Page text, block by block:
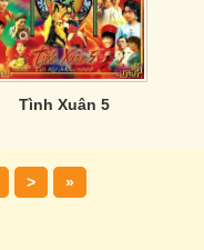
Tình Xuân 5
> »